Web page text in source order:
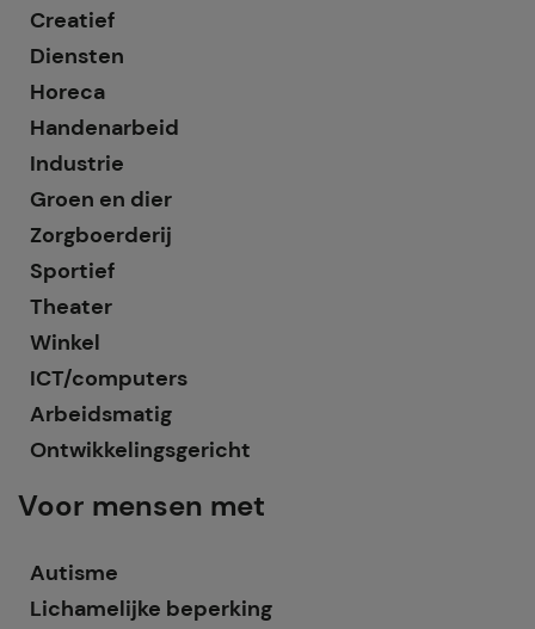
Creatief
Diensten
Horeca
Handenarbeid
Industrie
Groen en dier
Zorgboerderij
Sportief
Theater
Winkel
ICT/computers
Arbeidsmatig
Ontwikkelingsgericht
Voor mensen met
Autisme
Lichamelijke beperking